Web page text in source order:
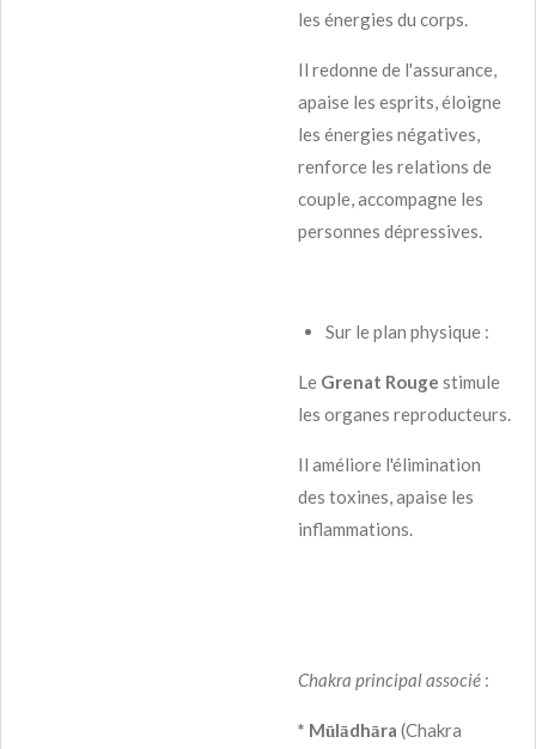
les énergies du corps.
Il redonne de l'assurance,
apaise les esprits, éloigne
les énergies négatives,
renforce les relations de
couple, accompagne les
personnes dépressives.
Sur le plan physique :
Le Grenat Rouge stimule
les organes reproducteurs.
Il améliore l'élimination
des toxines, apaise les
inflammations.
Chakra principal associé :
* Mūlādhāra (Chakra